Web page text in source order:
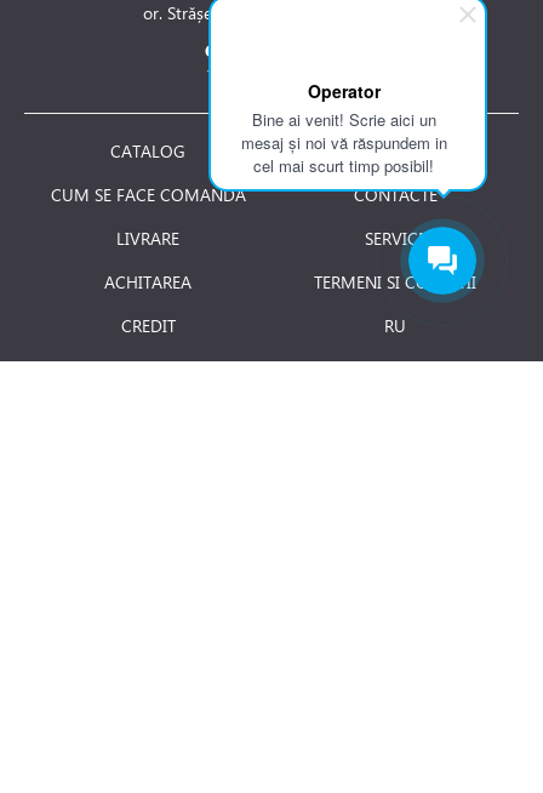
Operator
Bine ai venit! Scrie aici un
mesaj și noi vă răspundem in
cel mai scurt timp posibil!
or. Strășeni, str. Stefan cel Mare 1A
Contactați-ne la:
Tel.: 061 007 744
CATALOG
CUM SE FACE COMANDA
LIVRARE
ACHITAREA
CREDIT
RETURNAREA PRODUSULUI
DESPRE NOI
CONTACTE
SERVICE
TERMENI SI CONDITII
RU
JOBURI